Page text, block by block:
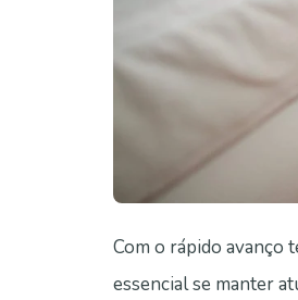
Com o rápido avanço
essencial se manter